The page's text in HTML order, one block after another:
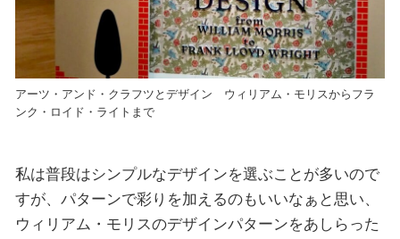
アーツ・アンド・クラフツとデザイン ウィリアム・モリスからフラ
ンク・ロイド・ライトまで
私は普段はシンプルなデザインを選ぶことが多いので
すが、パターンで彩りを加えるのもいいなぁと思い、
ウィリアム・モリスのデザインパターンをあしらった